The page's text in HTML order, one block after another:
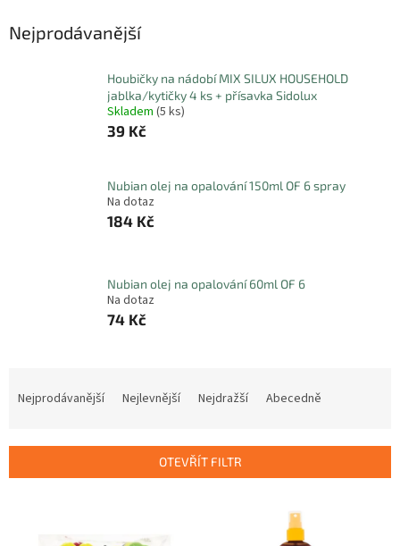
Nejprodávanější
Houbičky na nádobí MIX SILUX HOUSEHOLD
jablka/kytičky 4 ks + přísavka Sidolux
Skladem (5 ks)
39 Kč
Nubian olej na opalování 150ml OF 6 spray
Na dotaz
184 Kč
Nubian olej na opalování 60ml OF 6
Na dotaz
74 Kč
í
Nejprodávanější Nejlevnější Nejdražší Abecedně
OTEVŘÍT FILTR